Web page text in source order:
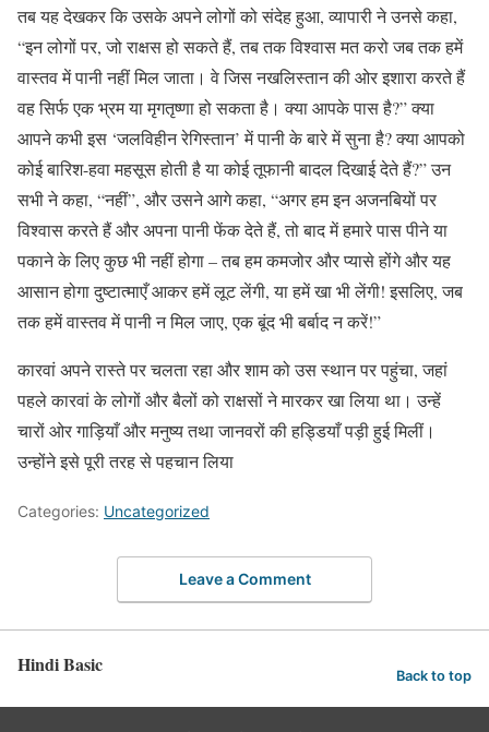
तब यह देखकर कि उसके अपने लोगों को संदेह हुआ, व्यापारी ने उनसे कहा,
“इन लोगों पर, जो राक्षस हो सकते हैं, तब तक विश्वास मत करो जब तक हमें
वास्तव में पानी नहीं मिल जाता। वे जिस नखलिस्तान की ओर इशारा करते हैं
वह सिर्फ एक भ्रम या मृगतृष्णा हो सकता है। क्या आपके पास है?” क्या
आपने कभी इस ‘जलविहीन रेगिस्तान’ में पानी के बारे में सुना है? क्या आपको
कोई बारिश-हवा महसूस होती है या कोई तूफानी बादल दिखाई देते हैं?” उन
सभी ने कहा, “नहीं”, और उसने आगे कहा, “अगर हम इन अजनबियों पर
विश्वास करते हैं और अपना पानी फेंक देते हैं, तो बाद में हमारे पास पीने या
पकाने के लिए कुछ भी नहीं होगा – तब हम कमजोर और प्यासे होंगे और यह
आसान होगा दुष्टात्माएँ आकर हमें लूट लेंगी, या हमें खा भी लेंगी! इसलिए, जब
तक हमें वास्तव में पानी न मिल जाए, एक बूंद भी बर्बाद न करें!”
कारवां अपने रास्ते पर चलता रहा और शाम को उस स्थान पर पहुंचा, जहां
पहले कारवां के लोगों और बैलों को राक्षसों ने मारकर खा लिया था। उन्हें
चारों ओर गाड़ियाँ और मनुष्य तथा जानवरों की हड्डियाँ पड़ी हुई मिलीं।
उन्होंने इसे पूरी तरह से पहचान लिया
Categories: Uncategorized
Leave a Comment
Hindi Basic Back to top